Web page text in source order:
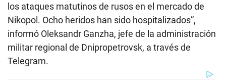
los ataques matutinos de rusos en el mercado de
Nikopol. Ocho heridos han sido hospitalizados”,
informó Oleksandr Ganzha, jefe de la administración
militar regional de Dnipropetrovsk, a través de
Telegram.